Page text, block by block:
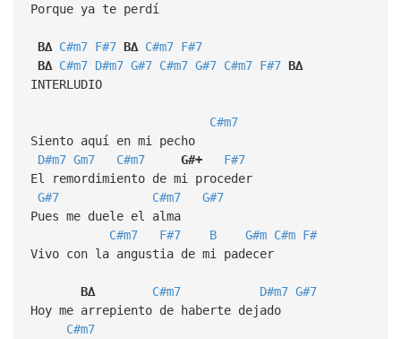
Porque ya te perdí
B∆ C#m7 F#7 B∆ C#m7 F#7
B∆ C#m7 D#m7 G#7 C#m7 G#7 C#m7 F#7 B∆
INTERLUDIO
C#m7
Siento aquí en mi pecho
D#m7 Gm7 C#m7 G#+
F#7
El remordimiento de mi proceder
G#7
C#m7
G#7
Pues me duele el alma
C#m7
F#7 B G#m C#m F#
Vivo con la angustia de mi padecer
B∆ C#m7 D#m7 G#7
Hoy me arrepiento de haberte dejado
C#m7